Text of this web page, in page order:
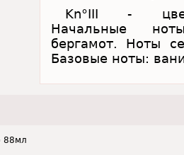
Kn°III -
Начальные
бергамот. Ноты
Базовые ноты:
88мл